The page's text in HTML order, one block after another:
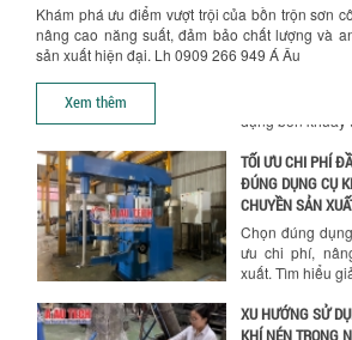
Hướng dẫn thanh toán mua
Khám phá ưu điểm vượt trội của bồn trộn sơn
nâng cao năng suất, đảm bảo chất lượng và
sản xuất hiện đại. Lh 0909 266 949 Á Âu
Xem thêm
TỐI ƯU CHI PHÍ
ĐÚNG DỤNG CỤ
CHUYỀN SẢN XUẤT
xuất. Tìm hiểu
XU HƯỚNG SỬ
KHÍ NÉN TRONG
ĐẠI: AN TOÀN –
Khám phá xu
nén – Giải pháp
bỉ cho sản xuất
CÓ NÊN ĐẦU TƯ